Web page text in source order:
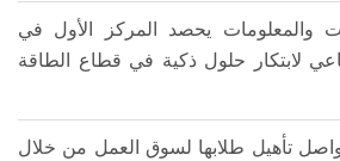
والمعلومات يحصد المركز الأول في
لابتكار حلول ذكية في قطاع الطاقة
تأهيل طلابها لسوق العمل من خلال